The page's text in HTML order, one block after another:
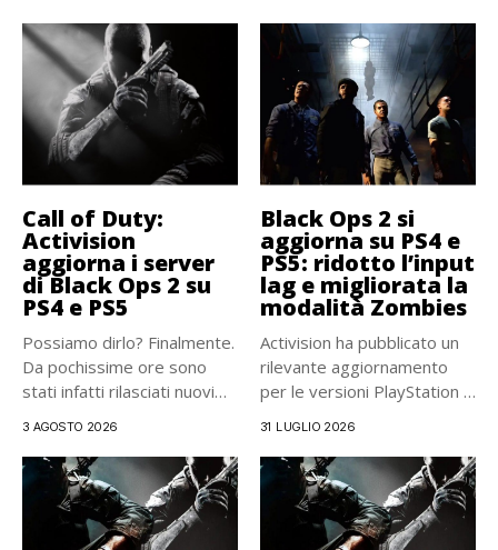
Call of Duty:
Activision
aggiorna i server
di Black Ops 2 su
PS4 e PS5
Possiamo dirlo? Finalmente.
Da pochissime ore sono
stati infatti rilasciati nuovi
3 AGOSTO 2026
Black Ops 2 si
aggiorna su PS4 e
PS5: ridotto l’input
lag e migliorata la
modalità Zombies
Activision ha pubblicato un
rilevante aggiornamento
per le versioni PlayStation 4
31 LUGLIO 2026